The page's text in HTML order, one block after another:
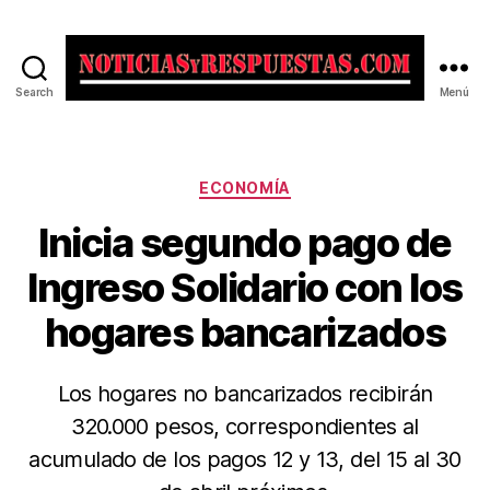
Search Menú
Categorías
ECONOMÍA
Inicia segundo pago de
Ingreso Solidario con los
hogares bancarizados
Los hogares no bancarizados recibirán
320.000 pesos, correspondientes al
acumulado de los pagos 12 y 13, del 15 al 30